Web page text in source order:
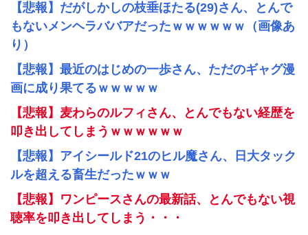
【悲報】だがしかしの枝垂ほたる(29)さん、とんで
もないメンヘラババアだったｗｗｗｗｗｗ（画像あ
り）
【悲報】最近のはじめの一歩さん、ただのギャグ漫
画に成り果てるｗｗｗｗｗ
【悲報】麦わらのルフィさん、とんでもない経歴を
叩き出してしまうｗｗｗｗｗｗ
【悲報】アイシールド21のヒル魔さん、日大タック
ルを超える畜生だったｗｗｗ
【悲報】ワンピースさんの最新話、とんでもない視
聴率を叩き出してしまう・・・